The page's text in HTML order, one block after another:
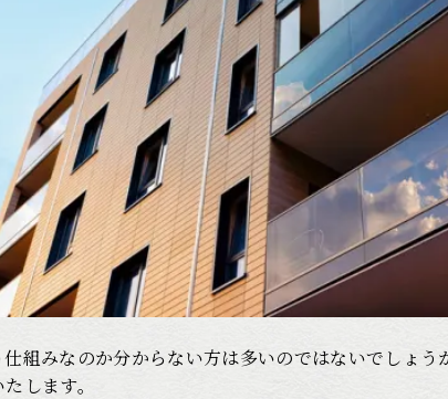
組みなのか分からない方は多いのではないでしょ
します。